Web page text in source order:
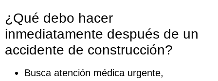
¿Qué debo hacer
inmediatamente después de un
accidente de construcción?
Busca atención médica urgente,